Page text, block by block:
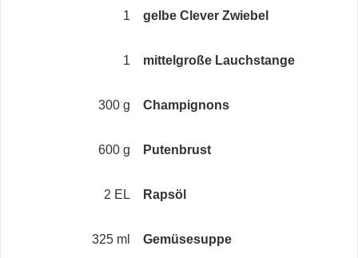
1 gelbe Clever Zwiebel
1 mittelgroße Lauchstange
300 g Champignons
600 g Putenbrust
2 EL Rapsöl
325 ml Gemüsesuppe